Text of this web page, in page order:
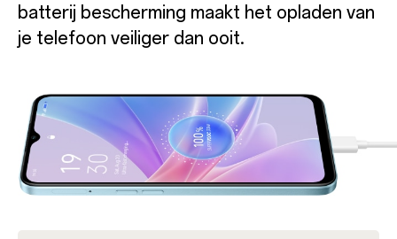
batterij bescherming maakt het opladen van
je telefoon veiliger dan ooit.